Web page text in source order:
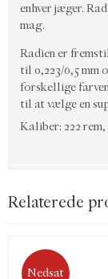
enhver jæger.
mag.
Radien er
til 0,223/6,5 mm
forskellige
til at vælge en
Kaliber: 222 rem,
Relaterede
Nedsat